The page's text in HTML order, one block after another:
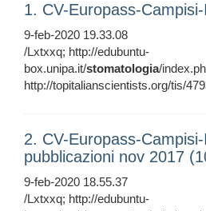
1. CV-Europass-
9-feb-2020 19.33.08
/Lxtxxq; http://edubuntu-
box.unipa.it/stomatologia/
http://topitalianscientists.org/tis/
2. CV-Europass-
pubblicazioni nov 2017
9-feb-2020 18.55.37
/Lxtxxq; http://edubuntu-